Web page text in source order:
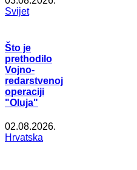
Svijet
Što je
prethodilo
Vojno-
redarstvenoj
operaciji
"Oluja"
02.08.2026.
Hrvatska